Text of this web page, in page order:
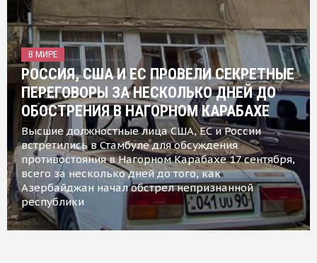
В МИРЕ
РОССИЯ, США И ЕС ПРОВЕЛИ СЕКРЕТНЫЕ
ПЕРЕГОВОРЫ ЗА НЕСКОЛЬКО ДНЕЙ ДО
ОБОСТРЕНИЯ В НАГОРНОМ КАРАБАХЕ
Высшие должностные лица США, ЕС и России
встретились в Стамбуле для обсуждения
противостояния в Нагорном Карабахе 17 сентября,
всего за несколько дней до того, как
Азербайджан начал обстрел непризнанной
республики